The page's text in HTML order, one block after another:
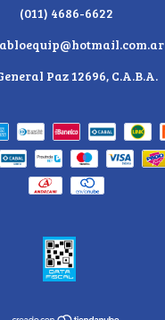
(011) 4686-6622
Paz 12696, C.A.B.A.